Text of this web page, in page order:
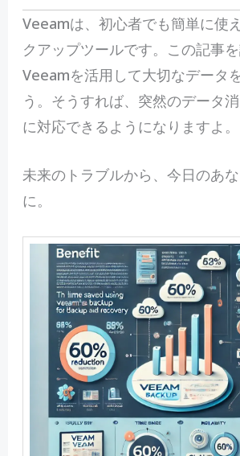
Veeamは、初心者でも簡単に使
クアップツールです。この記事
Veeamを活用して大切なデータ
う。そうすれば、突然のデータ
に対応できるようになりますよ。
未来のトラブルから、今日のあ
に。